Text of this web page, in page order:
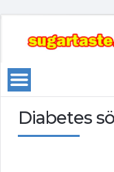
Diabetes